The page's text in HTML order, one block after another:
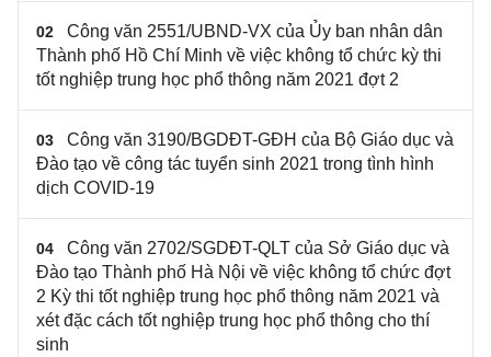
02
Công văn 2551/UBND-VX của Ủy ban nhân dân
Thành phố Hồ Chí Minh về việc không tổ chức kỳ thi
tốt nghiệp trung học phổ thông năm 2021 đợt 2
03
Công văn 3190/BGDĐT-GĐH của Bộ Giáo dục và
Đào tạo về công tác tuyển sinh 2021 trong tình hình
dịch COVID-19
04
Công văn 2702/SGDĐT-QLT của Sở Giáo dục và
Đào tạo Thành phố Hà Nội về việc không tổ chức đợt
2 Kỳ thi tốt nghiệp trung học phổ thông năm 2021 và
xét đặc cách tốt nghiệp trung học phổ thông cho thí
sinh